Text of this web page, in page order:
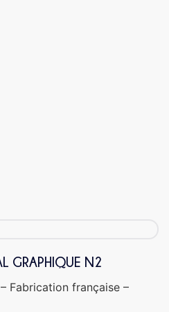
GRAPHIQUE N2
Fabrication française –